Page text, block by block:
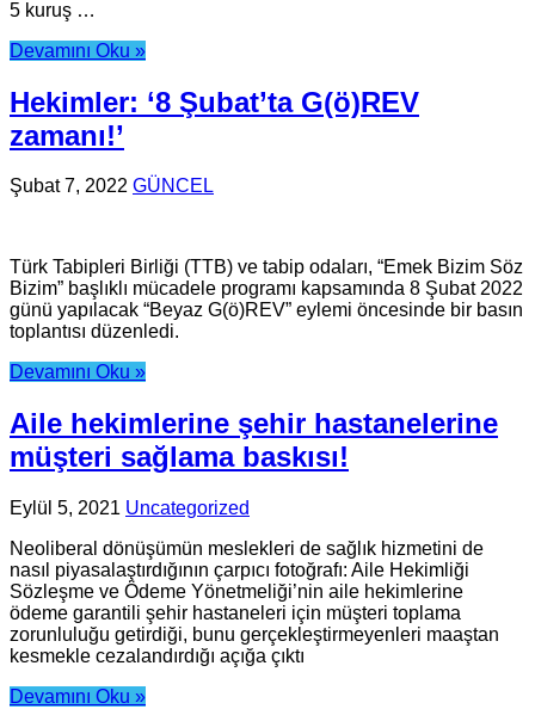
5 kuruş …
Devamını Oku »
Hekimler: ‘8 Şubat’ta G(ö)REV
zamanı!’
Şubat 7, 2022 GÜNCEL
Türk Tabipleri Birliği (TTB) ve tabip odaları, “Emek Bizim Söz
Bizim” başlıklı mücadele programı kapsamında 8 Şubat 2022
günü yapılacak “Beyaz G(ö)REV” eylemi öncesinde bir basın
toplantısı düzenledi.
Devamını Oku »
Aile hekimlerine şehir hastanelerine
müşteri sağlama baskısı!
Eylül 5, 2021 Uncategorized
Neoliberal dönüşümün meslekleri de sağlık hizmetini de
nasıl piyasalaştırdığının çarpıcı fotoğrafı: Aile Hekimliği
Sözleşme ve Ödeme Yönetmeliği’nin aile hekimlerine
ödeme garantili şehir hastaneleri için müşteri toplama
zorunluluğu getirdiği, bunu gerçekleştirmeyenleri maaştan
kesmekle cezalandırdığı açığa çıktı
Devamını Oku »